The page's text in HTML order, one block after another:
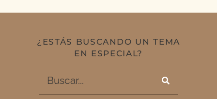
¿ESTÁS BUSCANDO UN TEMA
EN ESPECIAL?